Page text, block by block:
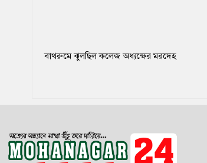
বাথরুমে ঝুলছিল কলেজ অধ্যক্ষের মরদেহ